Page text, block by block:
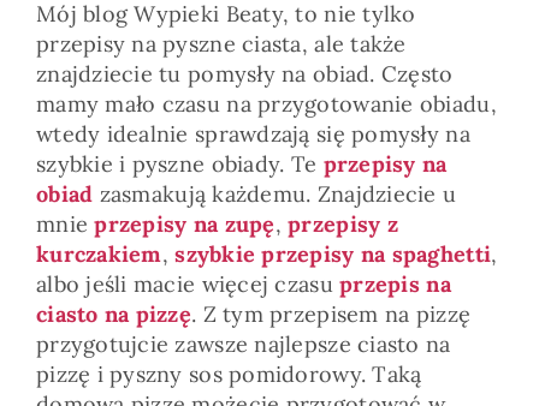
Mój blog Wypieki Beaty, to nie tylko
przepisy na pyszne ciasta, ale także
znajdziecie tu pomysły na obiad. Często
mamy mało czasu na przygotowanie obiadu,
wtedy idealnie sprawdzają się pomysły na
szybkie i pyszne obiady. Te przepisy na
obiad zasmakują każdemu. Znajdziecie u
mnieprzepisy na zupę,przepisy z
kurczakiem,szybkie przepisy na spaghetti,
albo jeśli macie więcej czasuprzepis na
ciasto na pizzę. Z tym przepisem na pizzę
przygotujcie zawsze najlepsze ciasto na
pizzę i pyszny sos pomidorowy. Taką